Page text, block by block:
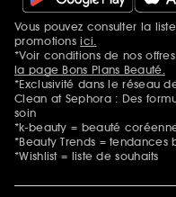
Mentions
Vous pouvez consulter la
promotionsici.
*Voir conditions de nos
la page Bons Plans Beauté.
*Exclusivité dans le réseau
Clean at Sephora : Des
soin
*k-beauty = beauté
*Beauty Trends = tendances
*Wishlist = liste de souhaits